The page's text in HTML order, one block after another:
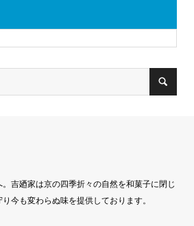
吉廼家は京の四季折々の自然を和菓子に閉じ
今も変わらぬ味を提供しております。